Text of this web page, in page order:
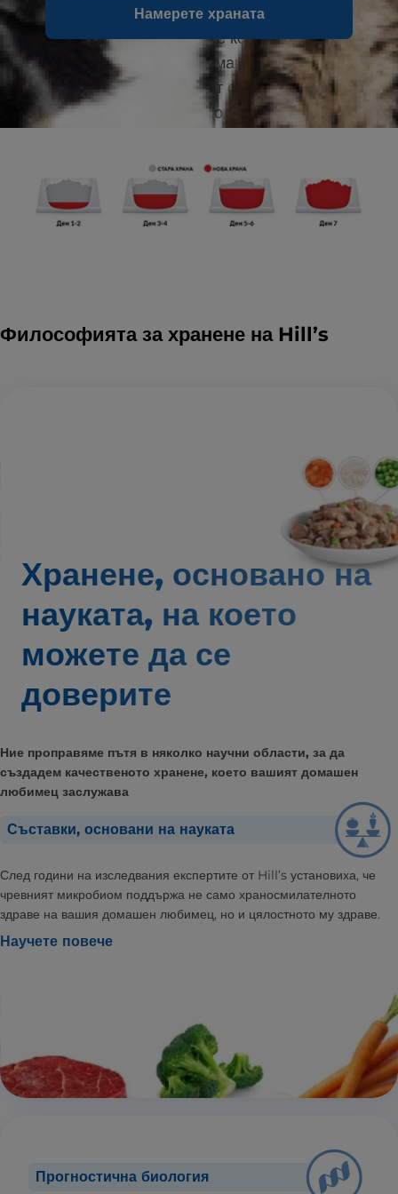
Намерете храната
Смесвайте увеличаващи се количества от
новата храна на вашия домашен любимец с
намаляващи количества от старата храна в
рамките на 7-дневен период.
Философията за хранене на Hill’s
Хранене, основано на
науката, на което
можете да се
доверите
Ние проправяме пътя в няколко научни области, за да
създадем качественото хранене, което вашият домашен
любимец заслужава
Съставки, основани на науката
След години на изследвания експертите от Hill’s установиха, че
чревният микробиом поддържа не само храносмилателното
здраве на вашия домашен любимец, но и цялостното му здраве.
Научете повече
Прогностична биология